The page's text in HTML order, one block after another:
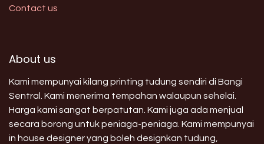
Contact us
About us
Kami mempunyai kilang printing tudung sendiri di Bangi
Sentral. Kami menerima tempahan walaupun sehelai.
Harga kami sangat berpatutan. Kami juga ada menjual
secara borong untuk peniaga-peniaga. Kami mempunyai
in house designer yang boleh designkan tudung,